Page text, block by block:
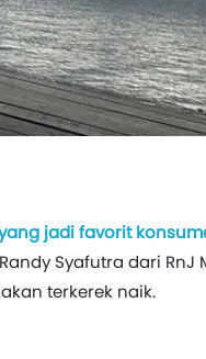
jadi favorit
Syafutra dari RnJ
terkerek naik.